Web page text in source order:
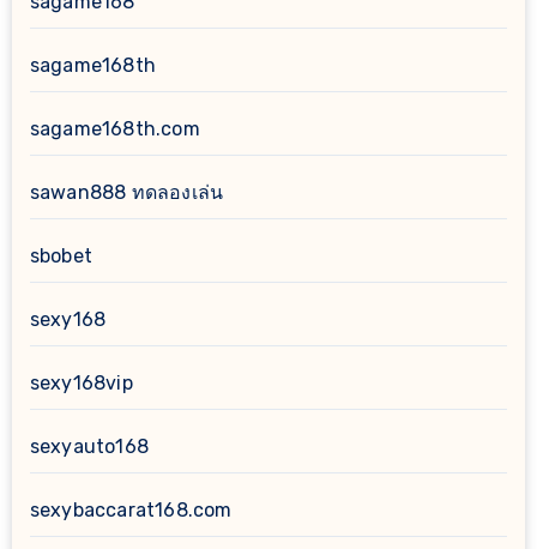
sagame168th
sagame168th.com
sawan888 ทดลองเล่น
sbobet
sexy168
sexy168vip
sexyauto168
sexybaccarat168.com